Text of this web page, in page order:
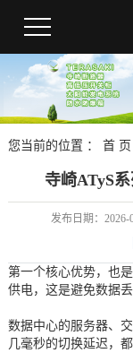
您当前的位置 ： 首 页
寺崎ATyS
发布日期： 2026-
第一个核心优势，也
供电，这是避免数据
数据中心的服务器、
几毫秒的切换延迟，